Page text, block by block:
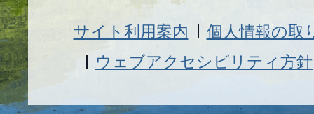
サイト利用案内
個人情報の取
ウェブアクセシビリティ方針